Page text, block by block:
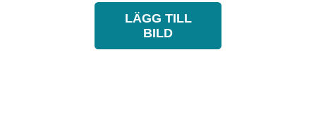
LÄGG TILL
BILD